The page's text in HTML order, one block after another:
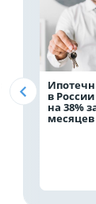
в
на 38%
месяцев